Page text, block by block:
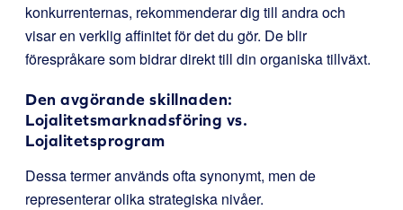
konkurrenternas, rekommenderar dig till andra och
visar en verklig affinitet för det du gör. De blir
förespråkare som bidrar direkt till din organiska tillväxt.
Den avgörande skillnaden:
Lojalitetsmarknadsföring vs.
Lojalitetsprogram
Dessa termer används ofta synonymt, men de
representerar olika strategiska nivåer.